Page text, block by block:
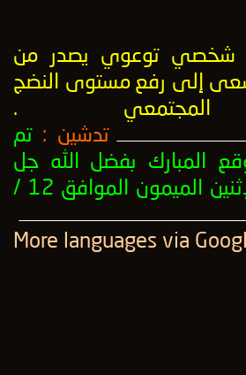
شخصي توعوي يصدر من
إلى رفع مستوى النضج
.
تدشين : تم
المبارك بفضل الله جل
في علاه يوم الإثنين الميمون الموافق 12 /